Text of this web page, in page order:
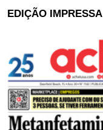
EDIÇÃO IMPRESSA